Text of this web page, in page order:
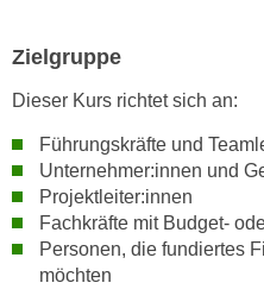
Zielgruppe
Dieser Kurs richtet sich an:
Führungskräfte und
Unternehmer:innen und
Projektleiter:innen
Fachkräfte mit Budget-
Personen, die fundiertes
möchten
n
h
a
a
n
e
n
I
h